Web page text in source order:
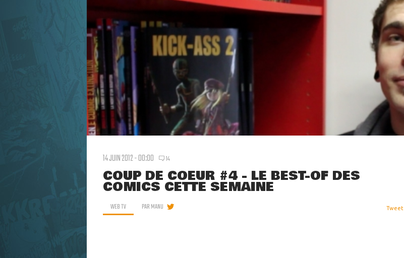
14 JUIN 2012 - 00:00 14
COUP DE COEUR #4 - LE BEST-OF DES
COMICS CETTE SEMAINE
WEB TV PARMANU Tweet